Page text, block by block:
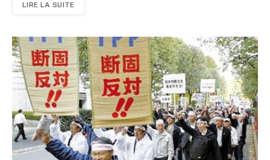
LIRE LA SUITE